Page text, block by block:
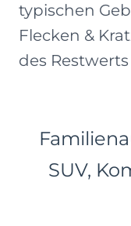
typischen
Flecken &
des Restwerts
SUV,